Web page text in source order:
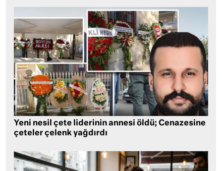
Yeni nesil çete liderinin annesi öldü; Cenazesine
çeteler çelenk yağdırdı